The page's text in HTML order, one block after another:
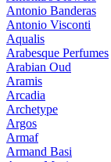
Antonio Banderas
Antonio Visconti
Aqualis
Arabesque Perfumes
Arabian Oud
Aramis
Arcadia
Archetype
Argos
Armaf
Armand Basi